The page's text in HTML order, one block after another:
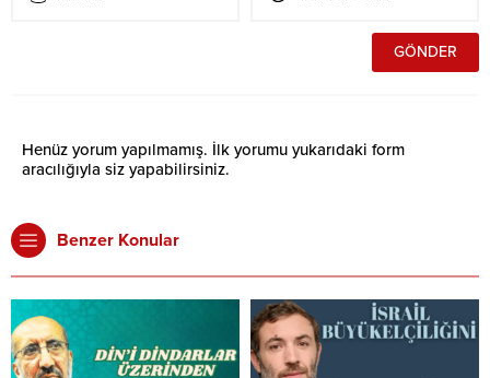
Henüz yorum yapılmamış. İlk yorumu yukarıdaki form
aracılığıyla siz yapabilirsiniz.
Benzer Konular